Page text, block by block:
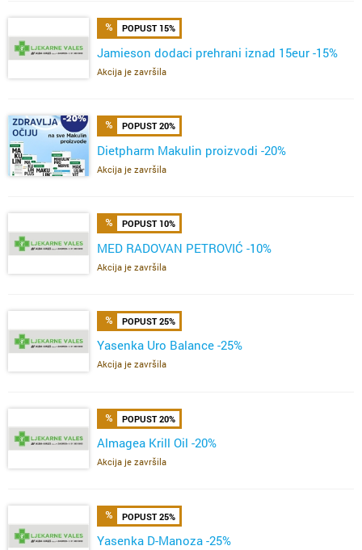
POPUST 15%
Jamieson dodaci prehrani iznad 15eur -15%
Akcija je završila
POPUST 20%
Dietpharm Makulin proizvodi -20%
Akcija je završila
POPUST 10%
MED RADOVAN PETROVIĆ -10%
Akcija je završila
POPUST 25%
Yasenka Uro Balance -25%
Akcija je završila
POPUST 20%
Almagea Krill Oil -20%
Akcija je završila
POPUST 25%
Yasenka D-Manoza -25%